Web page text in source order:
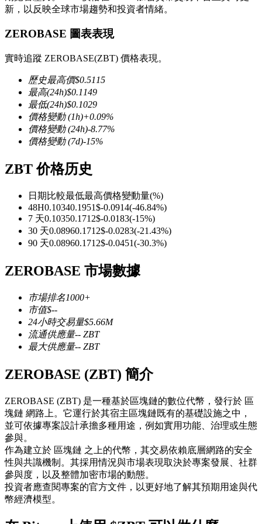
以數字貨幣為保證金的永續合約
TradFi
USDC永續
多種以USDC結算的永續合約
跟單
新，以反映全球市場趨勢和投資者情緒。
ZEROBASE 圖表表現
實時追蹤 ZEROBASE(ZBT) 價格表現。
歷史最高價$0.5115
最高(24h)$0.1149
最低(24h)$0.1029
價格變動(1h)+0.09%
價格變動(24h)-8.77%
價格變動(7d)-15%
ZBT 价格历史
日期比較最低最高價格變動量(%)
48H0.10340.1951$-0.0914(-46.84%)
7 天0.10350.1712$-0.0183(-15%)
30 天0.08960.1712$-0.0283(-21.43%)
90 天0.08960.1712$-0.0451(-30.3%)
ZEROBASE 市場數據
市場排名1000+
市值$--
24小時交易量$5.66M
流通供應量-- ZBT
最大供應量-- ZBT
ZEROBASE (ZBT) 簡介
ZEROBASE (ZBT) 是一種基於區塊鏈的數位代幣，發行於 區
塊鏈 網路上。它運行於其宿主區塊鏈既有的基礎設施之中，
並可依據專案設計承擔多種用途，例如實用功能、治理或生態
參與。
作為建立於 區塊鏈 之上的代幣，其交易依賴底層網路的安全
性與共識機制。其採用情況與市場表現取決於專案發展、社群
參與度，以及整體加密市場的動態。
投資者應查閱專案的官方文件，以更好地了解其預期用途與代
幣經濟模型。